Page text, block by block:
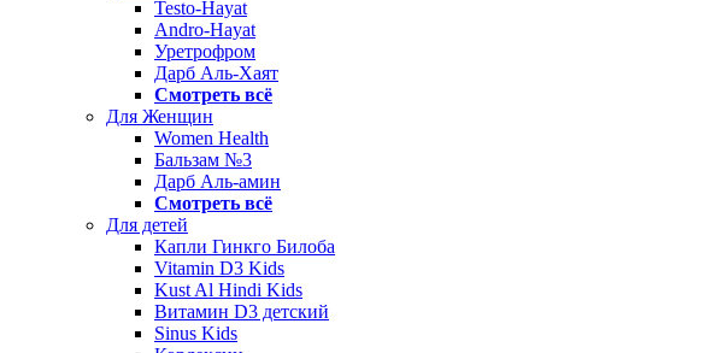
Testo-Hayat
Andro-Hayat
Уретрофром
Дарб Аль-Хаят
Смотреть всё
Для Женщин
Women Health
Бальзам №3
Дарб Аль-амин
Смотреть всё
Для детей
Капли Гинкго Билоба
Vitamin D3 Kids
Kust Al Hindi Kids
Витамин D3 детский
Sinus Kids